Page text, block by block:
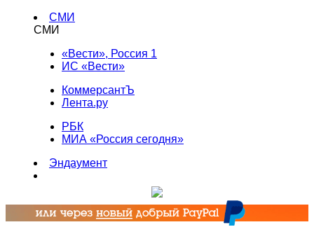
СМИ
СМИ
«Вести», Россия 1
ИС «Вести»
КоммерсантЪ
Лента.ру
РБК
МИА «Россия сегодня»
Эндаумент